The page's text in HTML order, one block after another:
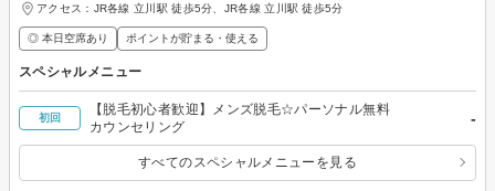
アクセス：JR各線 立川駅 徒歩5分、JR各線 立川駅 徒歩5分
◎ 本日空席あり ポイントが貯まる・使える
スペシャルメニュー
初回
【脱毛初心者歓迎】メンズ脱毛☆パーソナル無料
カウンセリング
-
すべてのスペシャルメニューを見る